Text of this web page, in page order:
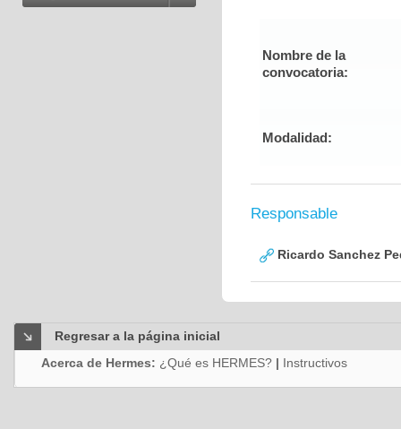
Nombre de la
convocatoria:
Modalidad:
Responsable
Ricardo Sanchez
Regresar a la página inicial
Acerca de Hermes: ¿Qué es HERMES? | Instructivos